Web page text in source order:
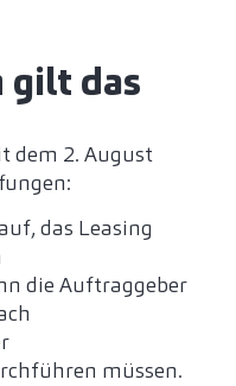
gilt das
dem 2. August
das Leasing
die Auftraggeber
müssen.